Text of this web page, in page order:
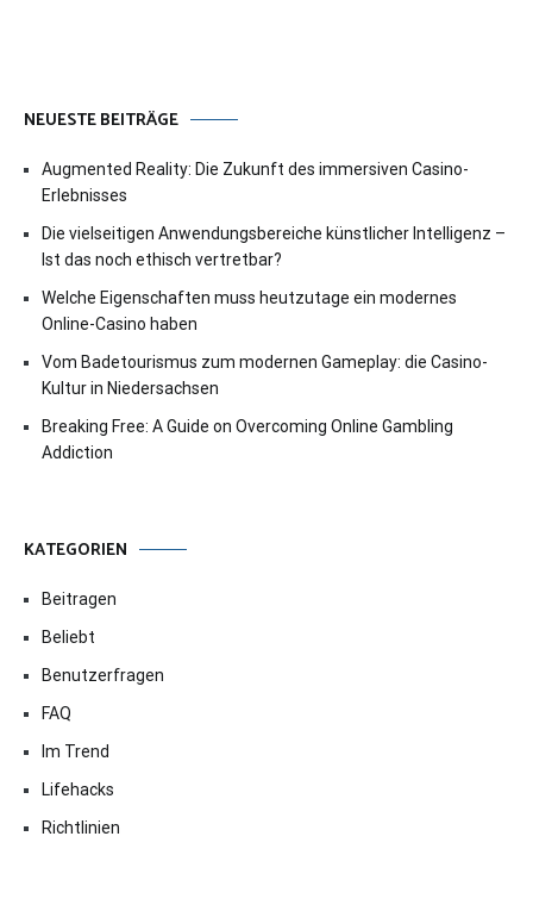
NEUESTE BEITRÄGE
Augmented Reality: Die Zukunft des immersiven Casino-
Erlebnisses
Die vielseitigen Anwendungsbereiche künstlicher Intelligenz –
Ist das noch ethisch vertretbar?
Welche Eigenschaften muss heutzutage ein modernes
Online-Casino haben
Vom Badetourismus zum modernen Gameplay: die Casino-
Kultur in Niedersachsen
Breaking Free: A Guide on Overcoming Online Gambling
Addiction
KATEGORIEN
Beitragen
Beliebt
Benutzerfragen
FAQ
Im Trend
Lifehacks
Richtlinien